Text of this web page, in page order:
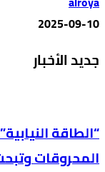
2025-09-10
جديد الأخبار
“الطاقة
المحروقات